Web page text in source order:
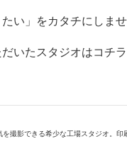
い」をカタチにしま
いたスタジオはコチ
撮影できる希少な工場スタジオ。